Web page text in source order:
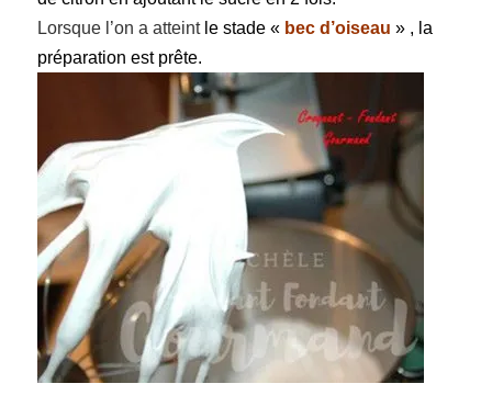
Lorsque l’on a atteintle stade « bec d’oiseau » , la
préparation est prête.